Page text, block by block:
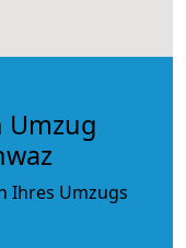
Umzug
Ihres Umzugs